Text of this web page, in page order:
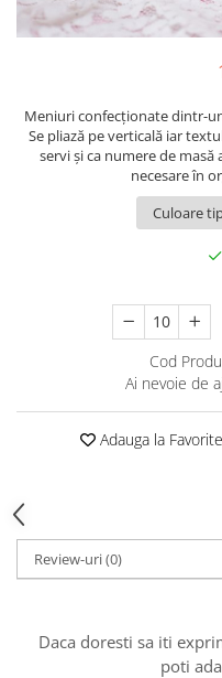
Pachete marturii
Pungi si cutii prajituri
Cutii flori de hartie
Cutii LUX
Aranjamente tematice
2020 Craciun si Anul Nou
Valentine's Day
Meniuri confecţionate dintr-
Se pliază pe verticală iar
servi şi ca numere de
necesare în
Cod
Ai nevoie de
Adauga la Favorite
Review-uri(0)
Daca doresti sa iti
poti